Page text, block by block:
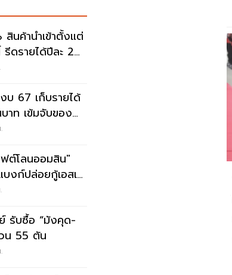
นค้านำเข้าตั้งแต่
ดรายได้ปีละ 2
บ 67 เก็บรายได้
าท เข้มจับของ
ต์โลนออมสิน"
งก์ปล่อยกู้เอสเอ็
รับซื้อ “มังคุด-
น 55 ตัน